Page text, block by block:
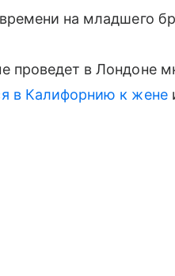
на младшего
проведет в Лондоне
в Калифорнию к жене